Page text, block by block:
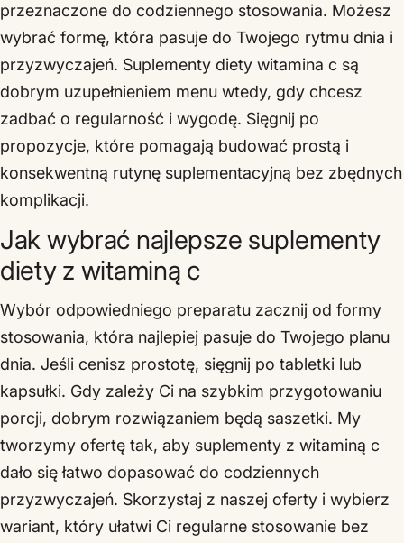
przeznaczone do codziennego stosowania. Możesz
wybrać formę, która pasuje do Twojego rytmu dnia i
przyzwyczajeń. Suplementy diety witamina c są
dobrym uzupełnieniem menu wtedy, gdy chcesz
zadbać o regularność i wygodę. Sięgnij po
propozycje, które pomagają budować prostą i
konsekwentną rutynę suplementacyjną bez zbędnych
komplikacji.
Jak wybrać najlepsze suplementy
diety z witaminą c
Wybór odpowiedniego preparatu zacznij od formy
stosowania, która najlepiej pasuje do Twojego planu
dnia. Jeśli cenisz prostotę, sięgnij po tabletki lub
kapsułki. Gdy zależy Ci na szybkim przygotowaniu
porcji, dobrym rozwiązaniem będą saszetki. My
tworzymy ofertę tak, aby suplementy z witaminą c
dało się łatwo dopasować do codziennych
przyzwyczajeń. Skorzystaj z naszej oferty i wybierz
wariant, który ułatwi Ci regularne stosowanie bez